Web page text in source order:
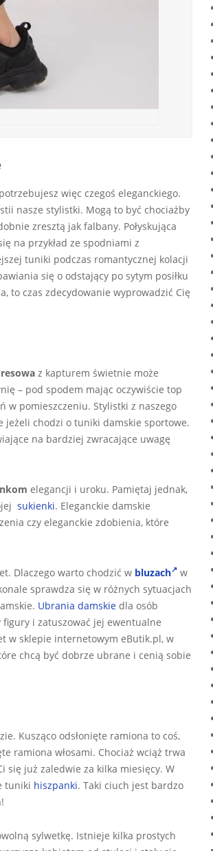
więc czegoś eleganckiego.
nasze stylistki. Mogą to być chociażby
zresztą jak falbany. Połyskująca
na przykład ze spodniami z
tuniki podczas romantycznej kolacji
się o odstający po sytym posiłku
to czas zdecydowanie wyprowadzić Cię
z kapturem świetnie może
– pod spodem mając oczywiście top
w pomieszczeniu. Stylistki z naszego
jeżeli chodzi o tuniki damskie sportowe.
na bardziej zwracające uwagę
elegancji i uroku. Pamiętaj jednak,
sukienki. Eleganckie damskie
czy eleganckie zdobienia, które
Dlaczego warto chodzić w bluzach
w
sprawdza się w różnych sytuacjach
Ubrania damskie dla osób
i zatuszować jej ewentualne
w sklepie internetowym eButik.pl, w
chcą być dobrze ubrane i cenią sobie
Kusząco odsłonięte ramiona to coś,
ramiona włosami. Chociaż wciąż trwa
się już zaledwie za kilka miesięcy. W
tuniki hiszpanki. Taki ciuch jest bardzo
sylwetkę. Istnieje kilka prostych